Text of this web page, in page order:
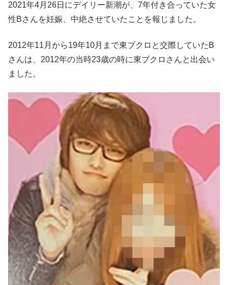
2021年4月26日にデイリー新潮が、7年付き合っていた女
性Bさんを妊娠、中絶させていたことを報じました。
2012年11月から19年10月まで東ブクロと交際していたB
さんは、2012年の当時23歳の時に東ブクロさんと出会い
ました。